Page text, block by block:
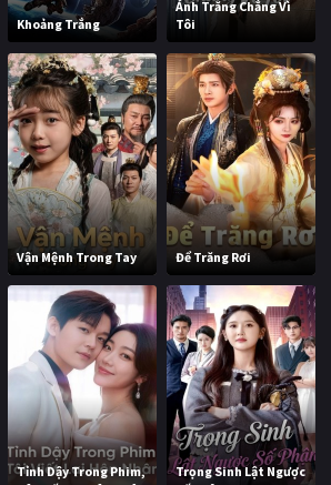
Khoảng Trắng
Ánh Trăng Chẳng Vì
Tôi
Vận Mệnh Trong Tay Để Trăng Rơi
Tỉnh Dậy Trong Phim,
Trọng Sinh Lật Ngược